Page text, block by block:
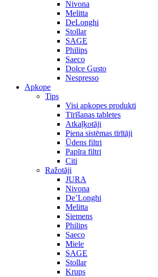
Nivona
Melitta
DeLonghi
Stollar
SAGE
Philips
Saeco
Dolce Gusto
Nespresso
Apkope
Tips
Visi apkopes produkti
Tīrīšanas tabletes
Atkaļķotāji
Piena sistēmas tīrītāji
Ūdens filtri
Papīra filtri
Citi
Ražotāji
JURA
Nivona
De’Longhi
Melitta
Siemens
Philips
Saeco
Miele
SAGE
Stollar
Krups